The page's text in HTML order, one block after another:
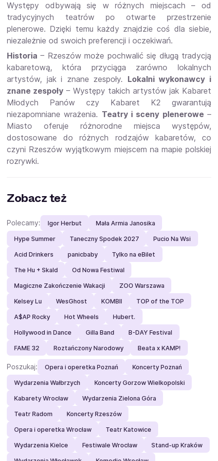
Występy odbywają się w różnych miejscach – od
tradycyjnych teatrów po otwarte przestrzenie
plenerowe. Dzięki temu każdy znajdzie coś dla siebie,
niezależnie od swoich preferencji i oczekiwań.
Historia – Rzeszów może pochwalić się długą tradycją
kabaretową, która przyciąga zarówno lokalnych
artystów, jak i znane zespoły. Lokalni wykonawcy i
znane zespoły – Występy takich artystów jak Kabaret
Młodych Panów czy Kabaret K2 gwarantują
niezapomniane wrażenia. Teatry i sceny plenerowe–
Miasto oferuje różnorodne miejsca występów,
dostosowane do różnych rodzajów kabaretów, co
czyni Rzeszów wyjątkowym miejscem na mapie polskiej
rozrywki.
Zobacz też
Polecamy: Igor Herbut Mała Armia Janosika
Hype Summer Taneczny Spodek 2027 Pucio Na Wsi
Acid Drinkers panicbaby Tylko na eBilet
The Hu + Skald Od Nowa Festiwal
Magiczne Zakończenie Wakacji ZOO Warszawa
Kelsey Lu WesGhost KOMBII TOP of the TOP
A$AP Rocky Hot Wheels Hubert.
Hollywood in Dance Gilla Band B-DAY Festival
FAME 32 Roztańczony Narodowy Beata x KAMP!
Poszukaj: Opera i operetka Poznań Koncerty Poznań
Wydarzenia Wałbrzych Koncerty Gorzow Wielkopolski
Kabarety Wrocław Wydarzenia Zielona Góra
Teatr Radom Koncerty Rzeszów
Opera i operetka Wrocław Teatr Katowice
Wydarzenia Kielce Festiwale Wrocław Stand-up Kraków